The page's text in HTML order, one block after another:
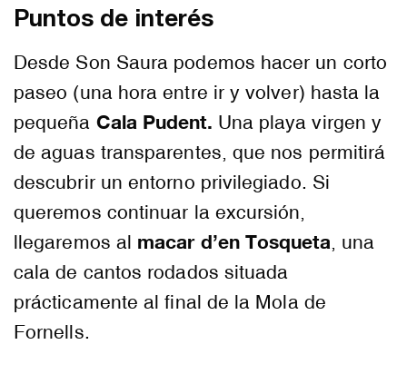
Puntos de interés
Desde Son Saura podemos hacer un corto
paseo (una hora entre ir y volver) hasta la
pequeña Cala Pudent. Una playa virgen y
de aguas transparentes, que nos permitirá
descubrir un entorno privilegiado. Si
queremos continuar la excursión,
llegaremos al macar d’en Tosqueta, una
cala de cantos rodados situada
prácticamente al final de la Mola de
Fornells.